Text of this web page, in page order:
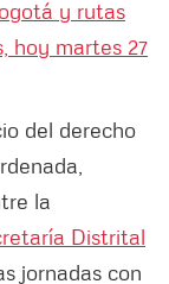
y rutas
hoy martes 27
del derecho
la
Distrital
jornadas con